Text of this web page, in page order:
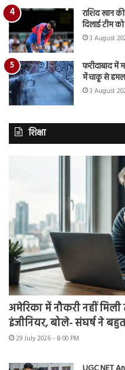
राशिद खान
दिलाई टीम
3 August
फरीदाबाद में
में चाकू से
3 August
शिक्षा
अमेरिका में नौकरी नहीं
इंजीनियर, बोले- संघर्ष ने
29 July 2026 - 8:00 PM